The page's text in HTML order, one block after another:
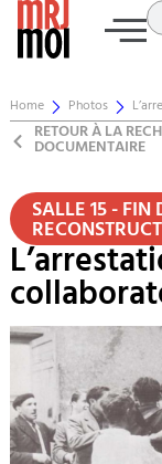
Home Photos
RETOUR À LA
DOCUMENTAIRE
SALLE 15 - FIN